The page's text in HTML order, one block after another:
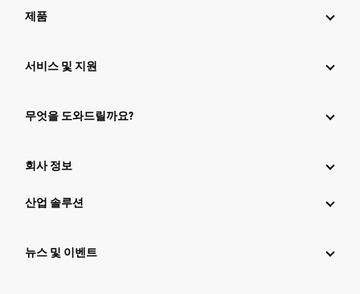
제품
서비스 및 지원
무엇을 도와드릴까요?
회사 정보
산업 솔루션
뉴스 및 이벤트